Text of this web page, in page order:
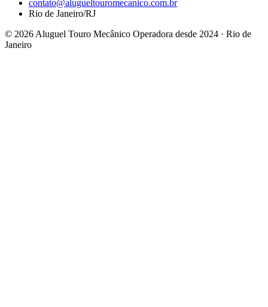
contato@alugueltouromecanico.com.br
Rio de Janeiro/RJ
© 2026 Aluguel Touro Mecânico Operadora desde 2024 · Rio de
Janeiro